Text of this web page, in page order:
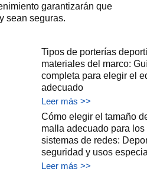
garantizarán que
sean seguras.
Tipos de porterías
materiales del marco:
completa para elegir el
adecuado
Leer más >>
Cómo elegir el tamaño
malla adecuado para los
sistemas de redes:
seguridad y usos
Leer más >>